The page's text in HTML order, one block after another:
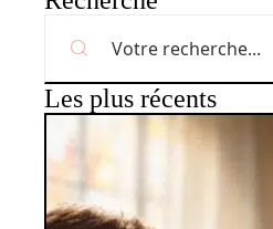
Les plus récents